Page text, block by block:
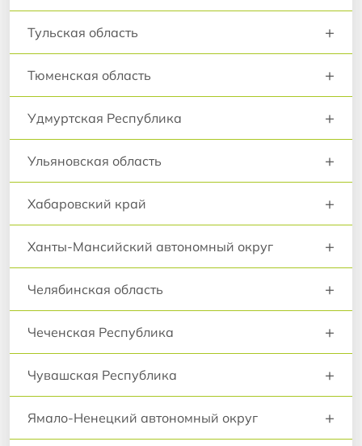
Тульская область +
Тюменская область +
Удмуртская Республика +
Ульяновская область +
Хабаровский край +
Ханты-Мансийский автономный округ +
Челябинская область +
Чеченская Республика +
Чувашская Республика +
Ямало-Ненецкий автономный округ +